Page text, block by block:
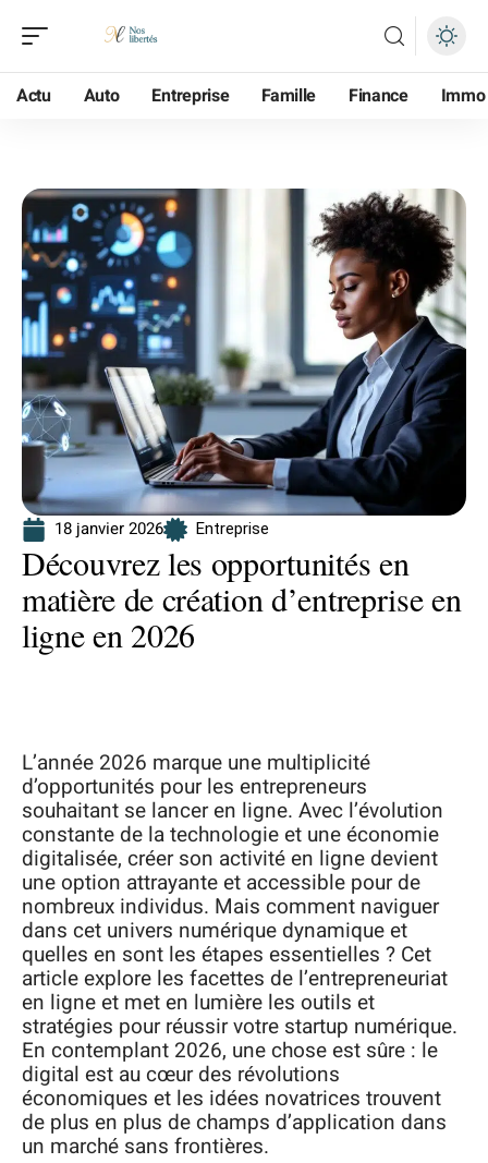
Actu Auto Entreprise Famille Finance Immo
18 janvier 2026 Entreprise
Découvrez les opportunités en
matière de création d’entreprise en
ligne en 2026
L’année 2026 marque une multiplicité
d’opportunités pour les entrepreneurs
souhaitant se lancer en ligne. Avec l’évolution
constante de la technologie et une économie
digitalisée, créer son activité en ligne devient
une option attrayante et accessible pour de
nombreux individus. Mais comment naviguer
dans cet univers numérique dynamique et
quelles en sont les étapes essentielles ? Cet
article explore les facettes de l’entrepreneuriat
en ligne et met en lumière les outils et
stratégies pour réussir votre startup numérique.
En contemplant 2026, une chose est sûre : le
digital est au cœur des révolutions
économiques et les idées novatrices trouvent
de plus en plus de champs d’application dans
un marché sans frontières.